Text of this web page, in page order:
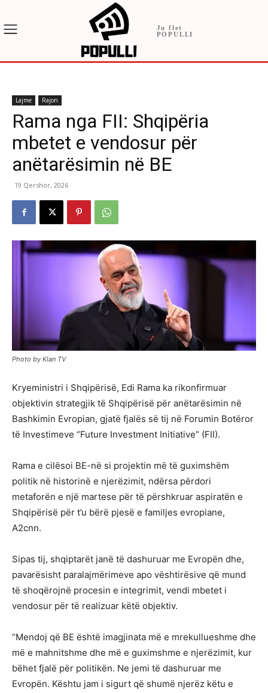
Ju flet
POPULLI
Lajme Rajon
Rama nga FII: Shqipëria
mbetet e vendosur për
anëtarësimin në BE
19 Qershor, 2026
Photo by Klan TV
Kryeministri i Shqipërisë, Edi Rama ka rikonfirmuar
objektivin strategjik të Shqipërisë për anëtarësimin në
Bashkimin Evropian, gjatë fjalës së tij në Forumin Botëror
të Investimeve “Future Investment Initiative” (FII).
Rama e cilësoi BE-në si projektin më të guximshëm
politik në historinë e njerëzimit, ndërsa përdori
metaforën e një martese për të përshkruar aspiratën e
Shqipërisë për t’u bërë pjesë e familjes evropiane,
A2cnn.
Sipas tij, shqiptarët janë të dashuruar me Evropën dhe,
pavarësisht paralajmërimeve apo vështirësive që mund
të shoqërojnë procesin e integrimit, vendi mbetet i
vendosur për të realizuar këtë objektiv.
“Mendoj që BE është imagjinata më e mrekullueshme dhe
më e mahnitshme dhe më e guximshme e njerëzimit, kur
bëhet fjalë për politikën. Ne jemi të dashuruar me
Evropën. Kështu jam i sigurt që shumë njerëz këtu e